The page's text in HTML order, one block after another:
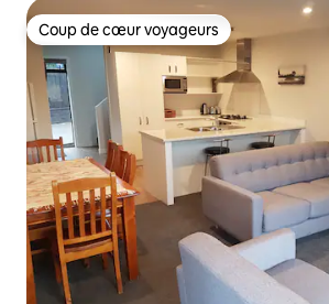
Coup de cœur voyageurs
Coup de cœur voyageurs